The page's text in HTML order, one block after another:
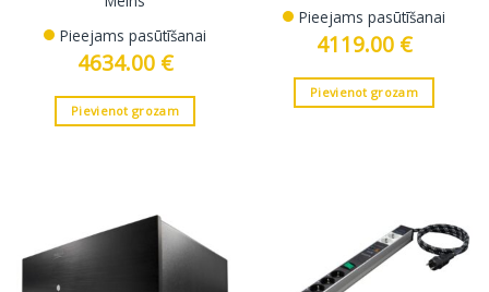
Pieejams pasūtīšanai
4634.00 €
Pievienot grozam
Pieejams pasūtīšanai
4119.00 €
Pievienot grozam